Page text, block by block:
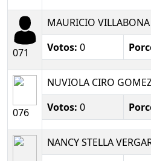
071
MAURICIO VILLABONA
Votos: 0
076
NUVIOLA CIRO
Votos: 0
NANCY STELLA